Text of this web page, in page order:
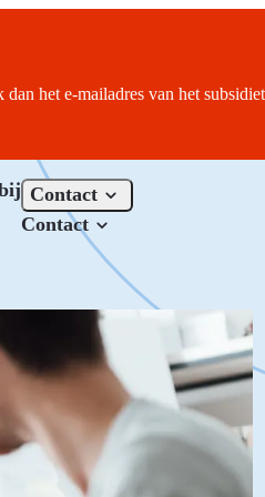
het e-mailadres van het
Contact
Contact